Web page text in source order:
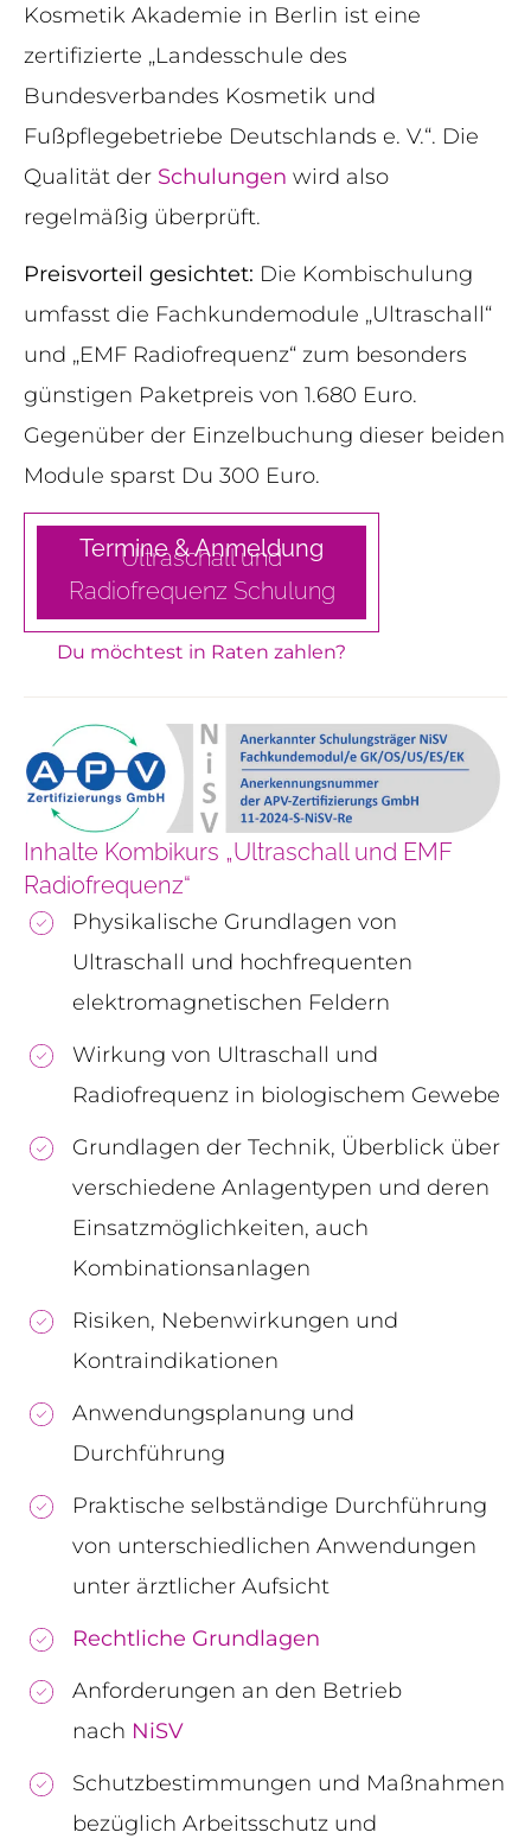
Kosmetik Akademie in Berlin ist eine
zertifizierte „Landesschule des
Bundesverbandes Kosmetik und
Fußpflegebetriebe Deutschlands e. V.“. Die
Qualität der Schulungen wird also
regelmäßig überprüft.
Preisvorteil gesichtet: Die Kombischulung
umfasst die Fachkundemodule „Ultraschall“
und „EMF Radiofrequenz“ zum besonders
günstigen Paketpreis von 1.680 Euro.
Gegenüber der Einzelbuchung dieser beiden
Module sparst Du 300 Euro.
Termine & Anmeldung
Ultraschall und
Radiofrequenz Schulung
Du möchtest in Raten zahlen?
Inhalte Kombikurs „Ultraschall und EMF
Radiofrequenz“
Physikalische Grundlagen von
Ultraschall und hochfrequenten
elektromagnetischen Feldern
Wirkung von Ultraschall und
Radiofrequenz in biologischem Gewebe
Grundlagen der Technik, Überblick über
verschiedene Anlagentypen und deren
Einsatzmöglichkeiten, auch
Kombinationsanlagen
Risiken, Nebenwirkungen und
Kontraindikationen
Anwendungsplanung und
Durchführung
Praktische selbständige Durchführung
von unterschiedlichen Anwendungen
unter ärztlicher Aufsicht
Rechtliche Grundlagen
Anforderungen an den Betrieb
nach NiSV
Schutzbestimmungen und Maßnahmen
bezüglich Arbeitsschutz und